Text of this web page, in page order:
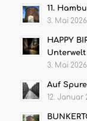
11.
3. Mai 2026
HAPPY
3. Mai 2026
Auf
12. Januar